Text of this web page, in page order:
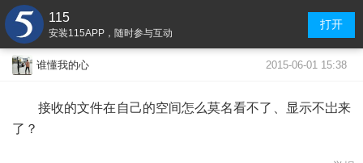
115
安装115APP，随时参与互动
打开
谁懂我的心 2015-06-01 15:38
接收的文件在自己的空间怎么莫名看不了、显示不岀来
了？